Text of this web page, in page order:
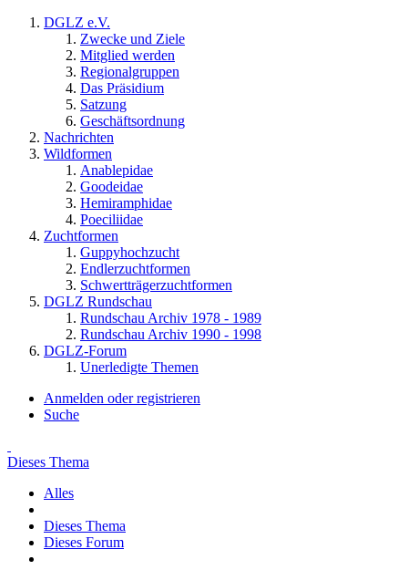
DGLZ e.V.
Zwecke und Ziele
Mitglied werden
Regionalgruppen
Das Präsidium
Satzung
Geschäftsordnung
Nachrichten
Wildformen
Anablepidae
Goodeidae
Hemiramphidae
Poeciliidae
Zuchtformen
Guppyhochzucht
Endlerzuchtformen
Schwertträgerzuchtformen
DGLZ Rundschau
Rundschau Archiv 1978 - 1989
Rundschau Archiv 1990 - 1998
DGLZ-Forum
Unerledigte Themen
Anmelden oder registrieren
Suche
Dieses Thema
Alles
Dieses Thema
Dieses Forum